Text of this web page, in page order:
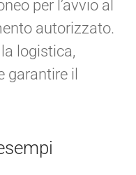
per l’avvio al
autorizzato.
logistica,
garantire il